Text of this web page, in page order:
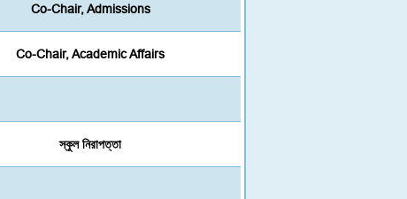
Co-Chair, Admissions
Co-Chair, Academic Affairs
স্কুল নিরাপত্তা